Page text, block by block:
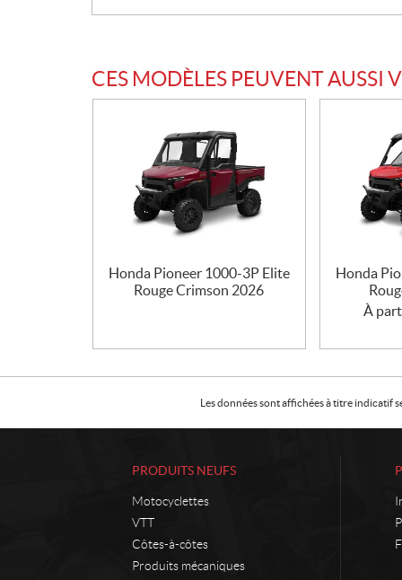
CES MODÈLES PEUVENT AUSSI
Honda Pioneer 1000-3P Elite
Rouge Crimson 2026
Honda
À
Les données sont affichées à titre
PRODUITS NEUFS
Motocyclettes
VTT
Côtes-à-côtes
Produits mécaniques